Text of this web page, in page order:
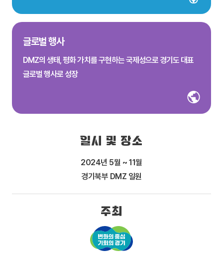
글로벌 행사
DMZ의 생태, 평화 가치를 구현하는 국제성으로 경기도 대표
글로벌 행사로 성장
일시 및 장소
2024년 5월 ~ 11월
경기북부 DMZ 일원
주최